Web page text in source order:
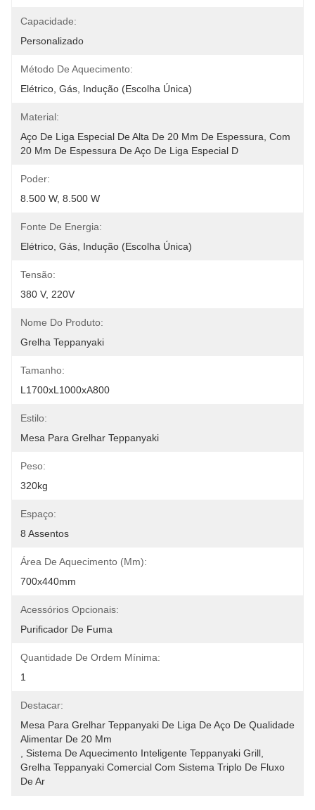
Capacidade:
Personalizado
Método De Aquecimento:
Elétrico, Gás, Indução (escolha Única)
Material:
Aço De Liga Especial De Alta De 20 Mm De Espessura, Com
20 Mm De Espessura De Aço De Liga Especial D
Poder:
8.500 W, 8.500 W
Fonte De Energia:
Elétrico, Gás, Indução (escolha Única)
Tensão:
380 V, 220V
Nome Do Produto:
Grelha Teppanyaki
Tamanho:
L1700xL1000xA800
Estilo:
Mesa Para Grelhar Teppanyaki
Peso:
320kg
Espaço:
8 Assentos
Área De Aquecimento (mm):
700x440mm
Acessórios Opcionais:
Purificador De Fuma
Quantidade De Ordem Mínima:
1
Destacar:
Mesa Para Grelhar Teppanyaki De Liga De Aço De Qualidade
Alimentar De 20 Mm
Sistema De Aquecimento Inteligente Teppanyaki Grill
Grelha Teppanyaki Comercial Com Sistema Triplo De Fluxo
De Ar